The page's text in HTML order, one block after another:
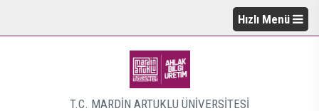
Hızlı Menü
T.C. MARDİN ARTUKLU ÜNİVERSİTESİ